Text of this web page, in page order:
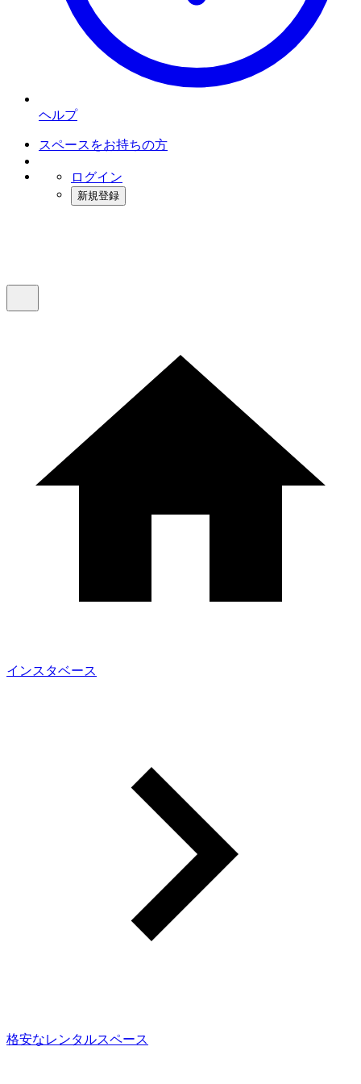
ヘルプ
スペースをお持ちの方
ログイン
新規登録
インスタベース
格安なレンタルスペース